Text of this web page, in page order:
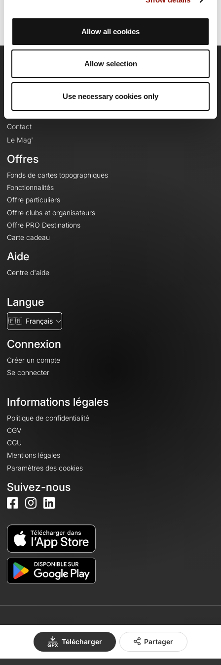
Allow all cookies
Allow selection
Use necessary cookies only
Télécharger Partager
Contact
Le Mag'
Offres
Fonds de cartes topographiques
Fonctionnalités
Offre particuliers
Offre clubs et organisateurs
Offre PRO Destinations
Carte cadeau
Aide
Centre d'aide
Langue
🇫🇷 Français
Connexion
Créer un compte
Se connecter
Informations légales
Politique de confidentialité
CGV
CGU
Mentions légales
Paramètres des cookies
Suivez-nous
© 2026 OpenRunner - Version 7.31.3